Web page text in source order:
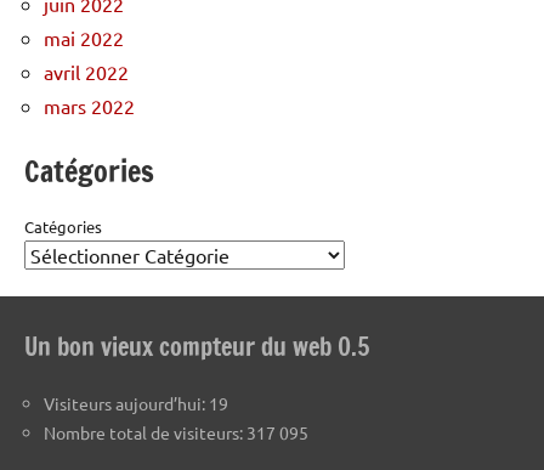
mai 2022
avril 2022
mars 2022
Catégories
Catégories
Un bon vieux compteur du web 0.5
Visiteurs aujourd’hui: 19
Nombre total de visiteurs: 317 095